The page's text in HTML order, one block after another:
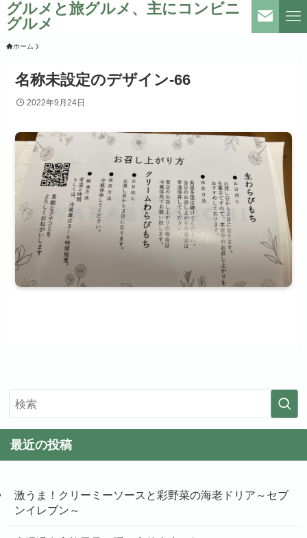
グルメと旅グルメ、主にコンビニ
グルメ
ホーム
名称未設定のデザイン-66
2022年9月24日
最近の投稿
激うま！クリーミーソースと彩野菜の海老ドリア～セブ
ンイレブン～